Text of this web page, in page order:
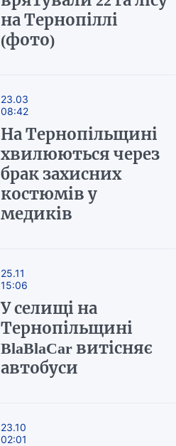
на Тернопіллі
(фото)
23.03
08:42
На Тернопільщині
хвилюються через
брак захисних
костюмів у
медиків
25.11
15:06
У селищі на
Тернопільщині
BlaBlaCar витісняє
автобуси
23.10
02:01